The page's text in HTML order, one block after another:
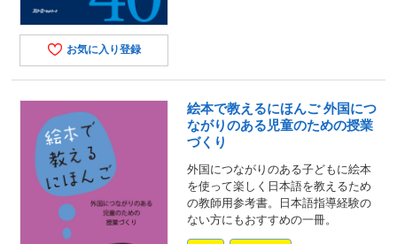
お気に入り登録
絵本で教えるにほんご 外国につ
ながりのある児童のための授業
づくり
外国につながりのある子どもに絵本
を使って楽しく日本語を教えるため
の教師用参考書。日本語指導経験の
ない方にもおすすめの一冊。